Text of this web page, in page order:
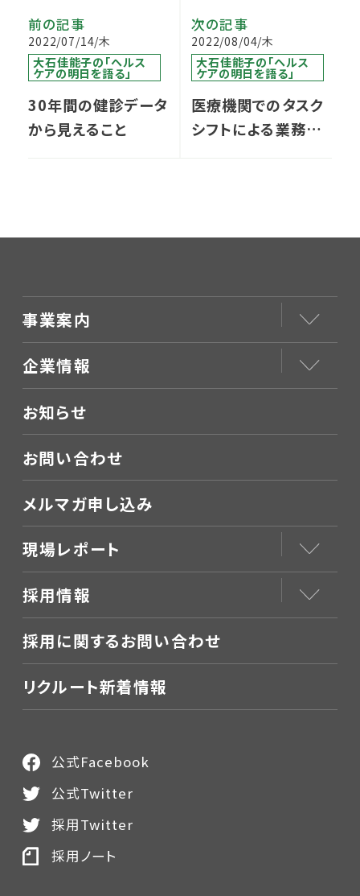
前の記事
2022/07/14/木
大石佳能子の「ヘルス
ケアの明日を語る」
30年間の健診データ
から見えること
次の記事
2022/08/04/木
大石佳能子の「ヘルス
ケアの明日を語る」
医療機関でのタスク
シフトによる業務改
事業案内
企業情報
お知らせ
お問い合わせ
メルマガ申し込み
現場レポート
採用情報
採用に関するお問い合わせ
リクルート新着情報
公式Facebook
公式Twitter
採用Twitter
採用ノート